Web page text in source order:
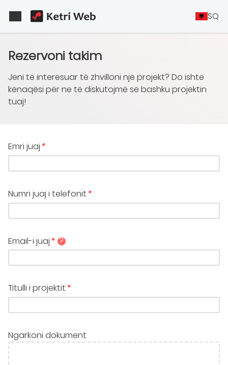
SQ
Rezervoni takim
Jeni të interesuar të zhvilloni një projekt? Do ishte
kënaqësi për ne të diskutojmë së bashku projektin
tuaj!
Emri juaj
Numri juaj i telefonit
Email-i juaj ?
Titulli i projektit
Ngarkoni dokument